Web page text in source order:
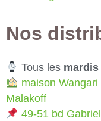
Nos
Tous lesmardis
maison
Malakoff
49-51 bd